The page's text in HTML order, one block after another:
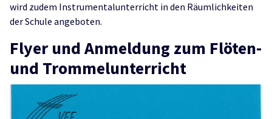
wird zudem Instrumentalunterricht in den Räumlichkeiten
der Schule angeboten.
Flyer und Anmeldung zum Flöten-
und Trommelunterricht